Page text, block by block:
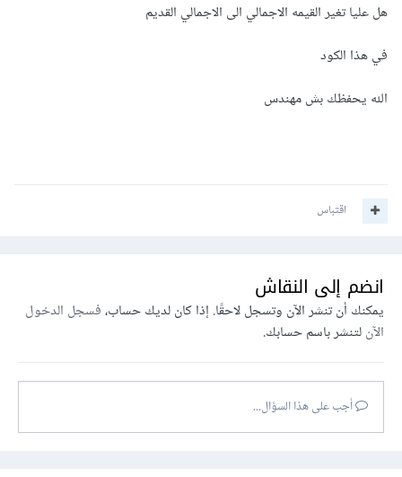
هل عليا تغير القيمه الاجمالي الى الاجمالي القديم
في هذا الكود
الله يحفظك بش مهندس
اقتباس
انضم إلى النقاش
يمكنك أن تنشر الآن وتسجل لاحقًا. إذا كان لديك حساب،فسجل الدخول
الآنلتنشر باسم حسابك.
أجب على هذا السؤال...